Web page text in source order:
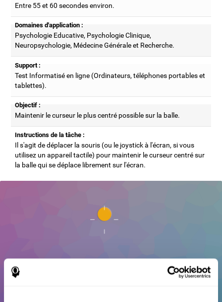
Entre 55 et 60 secondes environ.
Domaines d'application :
Psychologie Educative, Psychologie Clinique,
Neuropsychologie, Médecine Générale et Recherche.
Support :
Test Informatisé en ligne (Ordinateurs, téléphones portables et
tablettes).
Objectif :
Maintenir le curseur le plus centré possible sur la balle.
Instructions de la tâche :
Il s'agit de déplacer la souris (ou le joystick à l'écran, si vous
utilisez un appareil tactile) pour maintenir le curseur centré sur
la balle qui se déplace librement sur l'écran.